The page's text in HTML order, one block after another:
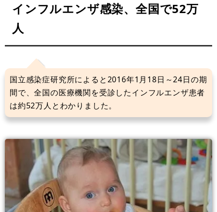
インフルエンザ感染、全国で52万
人
国立感染症研究所によると2016年1月18日～24日の期
間で、全国の医療機関を受診したインフルエンザ患者
は約52万人とわかりました。